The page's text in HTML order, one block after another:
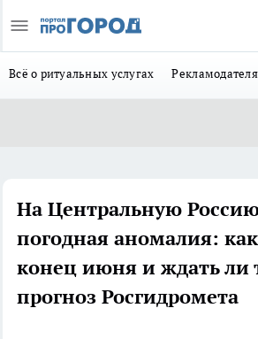
Всё о ритуальных услугах
На Центральную
погодная аномалия:
конец июня и ждать ли
прогноз Росгидромета